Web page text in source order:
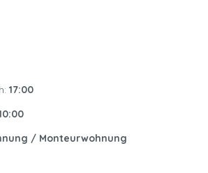
17:00
/ Monteurwohnung